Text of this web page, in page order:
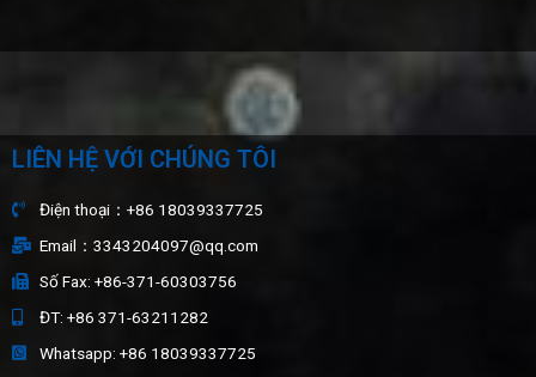
LIÊN HỆ VỚI CHÚNG TÔI
Điện thoại：+86 18039337725
Email：3343204097@qq.com
Số Fax: +86-371-60303756
ĐT: +86 371-63211282
Whatsapp: +86 18039337725